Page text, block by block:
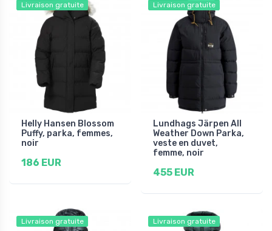
Livraison gratuite
Helly Hansen Blossom
Puffy, parka, femmes,
noir
186 EUR
Livraison gratuite
Lundhags Järpen All
Weather Down Parka,
veste en duvet,
femme, noir
455 EUR
Livraison gratuite Livraison gratuite